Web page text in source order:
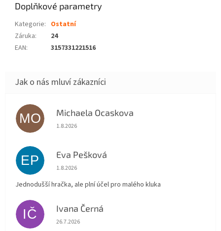
Doplňkové parametry
Kategorie: Ostatní
Záruka:
24
EAN: 3157331221516
MO Michaela Ocaskova
Hodnocení obchodu je 5 z 5 hvězdiček.
1.8.2026
EP Eva Pešková
Hodnocení obchodu je 5 z 5 hvězdiček.
1.8.2026
Jednodušší hračka, ale plní účel pro malého kluka
IČ Ivana Černá
Hodnocení obchodu je 5 z 5 hvězdiček.
26.7.2026